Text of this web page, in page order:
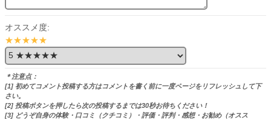
オススメ度:
★★★★★
＊注意点：
[1] 初めてコメント投稿する方はコメントを書く前に一度ページをリフレッシュして下
さい。
[2] 投稿ボタンを押したら次の投稿するまでは30秒お待ちください！
[3] どうぞ自身の体験・口コミ（クチコミ）・評価・評判・感想・お勧め（オスス